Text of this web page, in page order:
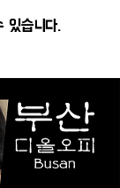
있습니다.